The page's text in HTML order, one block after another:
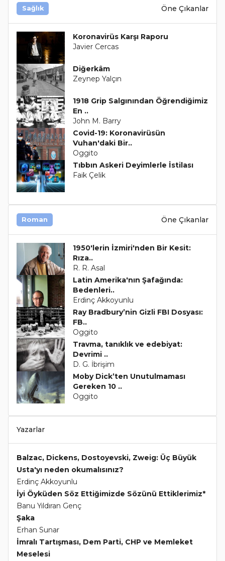
Sağlık Öne Çıkanlar
Koronavirüs Karşı Raporu
Javier Cercas
Diğerkâm
Zeynep Yalçın
1918 Grip Salgınından Öğrendiğimiz
En ..
John M. Barry
Covid-19: Koronavirüsün
Vuhan'daki Bir..
Oggito
Tıbbın Askeri Deyimlerle İstilası
Faik Çelik
Roman Öne Çıkanlar
1950'lerin İzmiri'nden Bir Kesit:
Rıza..
R. R. Asal
Latin Amerika'nın Şafağında:
Bedenleri..
Erdinç Akkoyunlu
Ray Bradbury’nin Gizli FBI Dosyası:
FB..
Oggito
Travma, tanıklık ve edebiyat:
Devrimi ..
D. G. İbrişim
Moby Dick’ten Unutulmaması
Gereken 10 ..
Oggito
Yazarlar
Balzac, Dickens, Dostoyevski, Zweig: Üç Büyük
Usta'yı neden okumalısınız?
Erdinç Akkoyunlu
İyi Öyküden Söz Ettiğimizde Sözünü Ettiklerimiz*
Banu Yıldıran Genç
Şaka
Erhan Sunar
İmralı Tartışması, Dem Parti, CHP ve Memleket
Meselesi